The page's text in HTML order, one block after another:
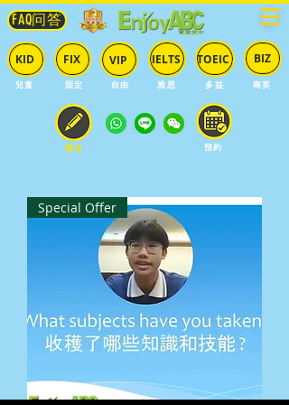
BIZ
KID
兒童
FIX
固定
VIP
​自由
IELTS
雅思 商英
報名 預約
FAQ问答
TOEIC
多益
Special Offer